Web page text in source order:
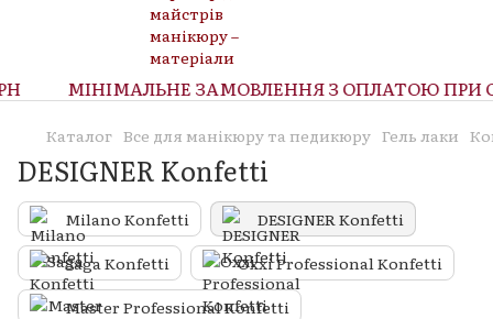
МІНІМАЛЬНЕ ЗАМОВЛЕННЯ З ОПЛАТОЮ ПРИ
Каталог Все для манікюру та педикюру Гель лаки
DESIGNER Konfetti
Milano Konfetti
DESIGNER Konfetti
Saga Konfetti
Oxxi Professional Konfetti
Master Professional Konfetti